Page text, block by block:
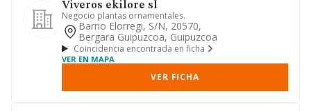
Viveros ekilore sl
Negocio plantas ornamentales.
Barrio Elorregi, S/n, 20570,
Bergara Guipuzcoa, Guipuzcoa
Coincidencia encontrada en ficha
VER EN MAPA
VER FICHA